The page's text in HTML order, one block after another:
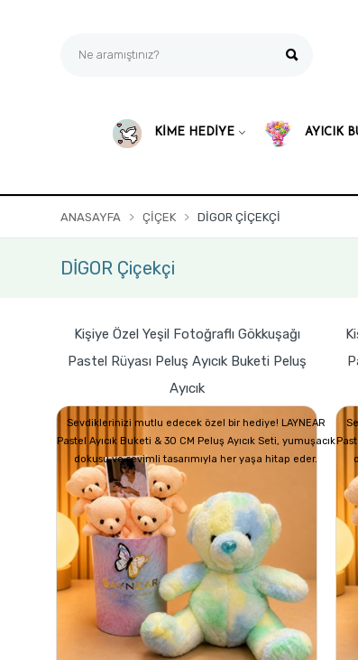
KİME HEDİYE AYICIK
ANASAYFA ÇIÇEK DİGOR ÇIÇEKÇI
DİGOR Çiçekçi
Kişiye Özel Yeşil Fotoğraflı Gökkuşağı
Pastel Rüyası Peluş Ayıcık Buketi Peluş
Ayıcık
Sevdiklerinizi mutlu edecek özel bir hediye! LAYNEAR
Pastel Ayıcık Buketi & 30 CM Peluş Ayıcık Seti, yumuşacık
dokusu ve sevimli tasarımıyla her yaşa hitap eder.